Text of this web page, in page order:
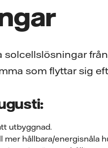
solcellslösningar
som flyttar sig
utbyggnad.
mer hållbara/energisnåla